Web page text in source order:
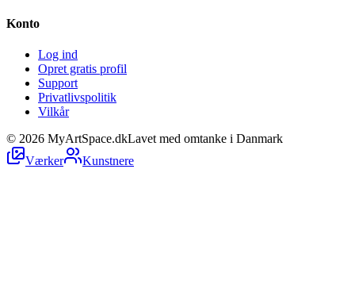
Konto
Log ind
Opret gratis profil
Support
Privatlivspolitik
Vilkår
© 2026 MyArtSpace.dkLavet med omtanke i Danmark
Værker
Kunstnere